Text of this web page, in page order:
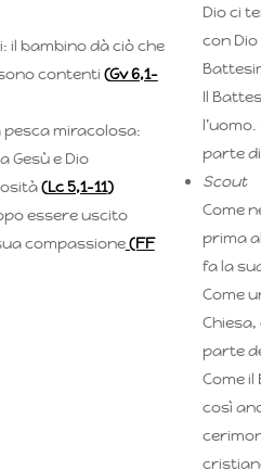
il bambino dà ciò che
contenti (Gv 6,1-
pesca miracolosa:
Gesù e Dio
(Lc 5,1-11)
essere uscito
compassione(FF
Dio ci
con
Il
parte
Scout
Come
prima
fa la
Come
parte
Come
così